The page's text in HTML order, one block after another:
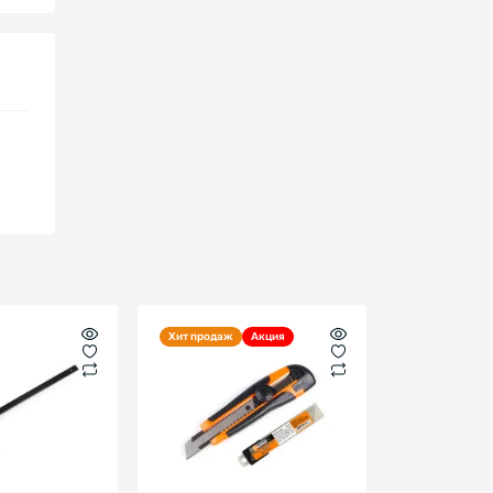
Хит продаж Акция